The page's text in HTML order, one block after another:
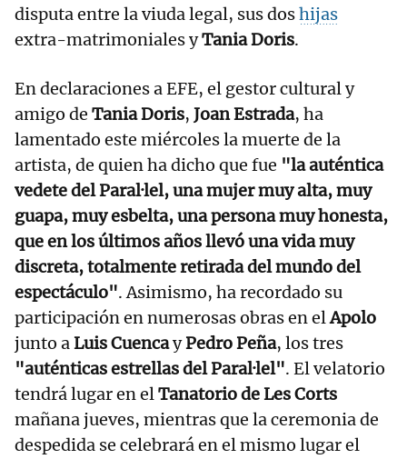
disputa entre la viuda legal, sus doshijas
extra-matrimoniales yTania Doris.
En declaraciones a EFE, el gestor cultural y
amigo de Tania Doris, Joan Estrada, ha
lamentado este miércoles la muerte de la
artista, de quien ha dicho que fue "la auténtica
vedete del Paral·lel, una mujer muy alta, muy
guapa, muy esbelta, una persona muy honesta,
que en los últimos años llevó una vida muy
discreta, totalmente retirada del mundo del
espectáculo". Asimismo, ha recordado su
participación en numerosas obras en elApolo
junto aLuis CuencayPedro Peña, los tres
"auténticas estrellas del Paral·lel". El velatorio
tendrá lugar en elTanatorio de Les Corts
mañana jueves, mientras que la ceremonia de
despedida se celebrará en el mismo lugar el